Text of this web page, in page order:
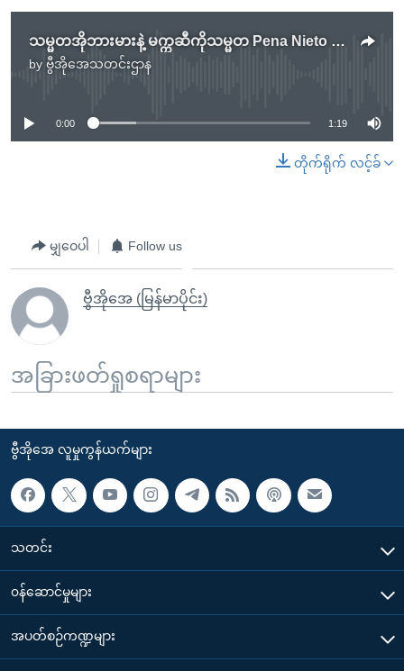
သမ္မတအိုဘားမားနဲ့ မက္ကဆီကိုသမ္မတ Pena Nieto တွေ့မည်
by ဗွီအိုအေသတင်းဌာန
No media source currently available
0:00 1:19
တိုက်ရိုက် လင့်ခ်
မျှဝေပါ Follow us
ဗွီအိုအေ (မြန်မာပိုင်း)
အခြားဖတ်ရှုစရာများ
ဗွီအိုအေ လူမှုကွန်ယက်များ
သတင်း
၀န်ဆောင်မှုများ
အပတ်စဉ်ကဏ္ဍများ